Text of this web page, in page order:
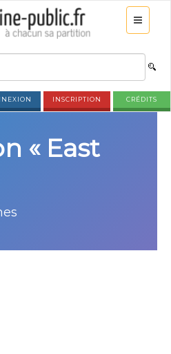
INSCRIPTION CRÉDITS
« East